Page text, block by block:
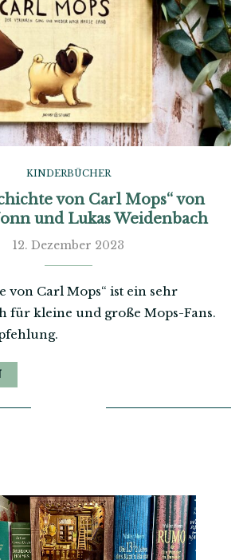
KINDERBÜCHER
von Carl Mops“ von
und Lukas Weidenbach
12. Dezember 2023
von Carl Mops“ ist ein sehr
für kleine und große Mops-Fans.